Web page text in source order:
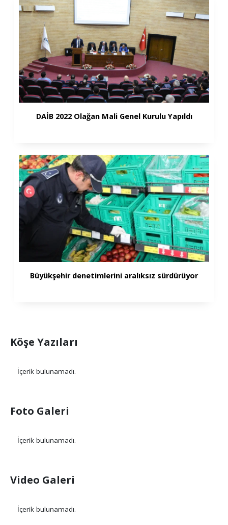
DAİB 2022 Olağan Mali Genel Kurulu Yapıldı
Büyükşehir denetimlerini aralıksız sürdürüyor
Köşe Yazıları
İçerik bulunamadı.
Foto Galeri
İçerik bulunamadı.
Video Galeri
İçerik bulunamadı.